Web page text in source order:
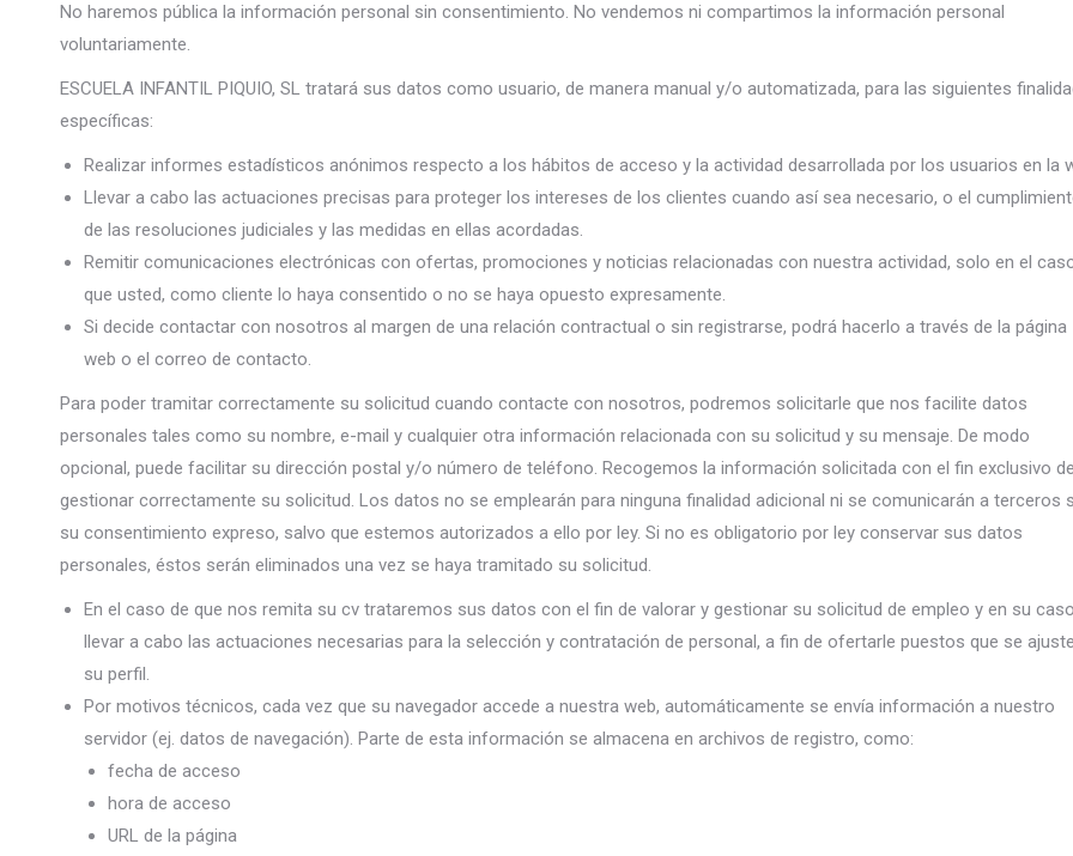
No haremos pública la información personal sin consentimiento. No vendemos ni compartimos la información personal
voluntariamente.
ESCUELA INFANTIL PIQUIO, SL tratará sus datos como usuario, de manera manual y/o automatizada, para las siguientes
específicas:
Realizar informes estadísticos anónimos respecto a los hábitos de acceso y la actividad desarrollada por los usuarios en la
Llevar a cabo las actuaciones precisas para proteger los intereses de los clientes cuando así sea necesario, o el
de las resoluciones judiciales y las medidas en ellas acordadas.
Remitir comunicaciones electrónicas con ofertas, promociones y noticias relacionadas con nuestra actividad, solo en el
que usted, como cliente lo haya consentido o no se haya opuesto expresamente.
Si decide contactar con nosotros al margen de una relación contractual o sin registrarse, podrá hacerlo a través de la página
web o el correo de contacto.
Para poder tramitar correctamente su solicitud cuando contacte con nosotros, podremos solicitarle que nos facilite datos
personales tales como su nombre, e-mail y cualquier otra información relacionada con su solicitud y su mensaje. De modo
opcional, puede facilitar su dirección postal y/o número de teléfono. Recogemos la información solicitada con el fin exclusivo de
gestionar correctamente su solicitud. Los datos no se emplearán para ninguna finalidad adicional ni se comunicarán a terceros
su consentimiento expreso, salvo que estemos autorizados a ello por ley. Si no es obligatorio por ley conservar sus datos
personales, éstos serán eliminados una vez se haya tramitado su solicitud.
En el caso de que nos remita su cv trataremos sus datos con el fin de valorar y gestionar su solicitud de empleo y en su
llevar a cabo las actuaciones necesarias para la selección y contratación de personal, a fin de ofertarle puestos que se
su perfil.
Por motivos técnicos, cada vez que su navegador accede a nuestra web, automáticamente se envía información a nuestro
servidor (ej. datos de navegación). Parte de esta información se almacena en archivos de registro, como:
fecha de acceso
hora de acceso
URL de la página